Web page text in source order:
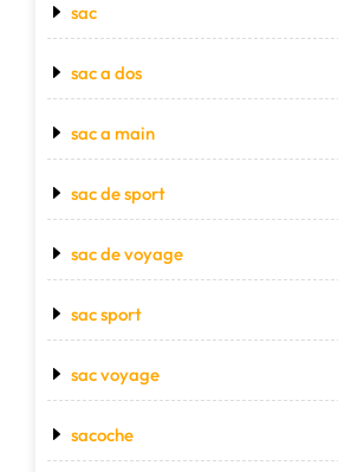
sac
sac a dos
sac a main
sac de sport
sac de voyage
sac sport
sac voyage
sacoche